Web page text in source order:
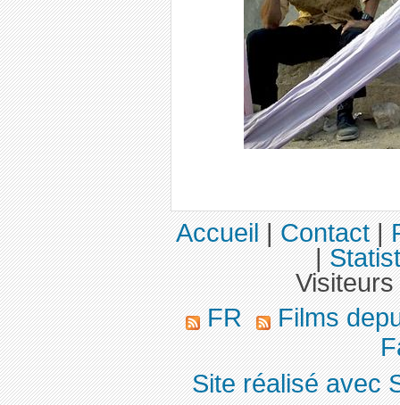
Accueil|Contact|
|
FR
Films
Site réalisé avec